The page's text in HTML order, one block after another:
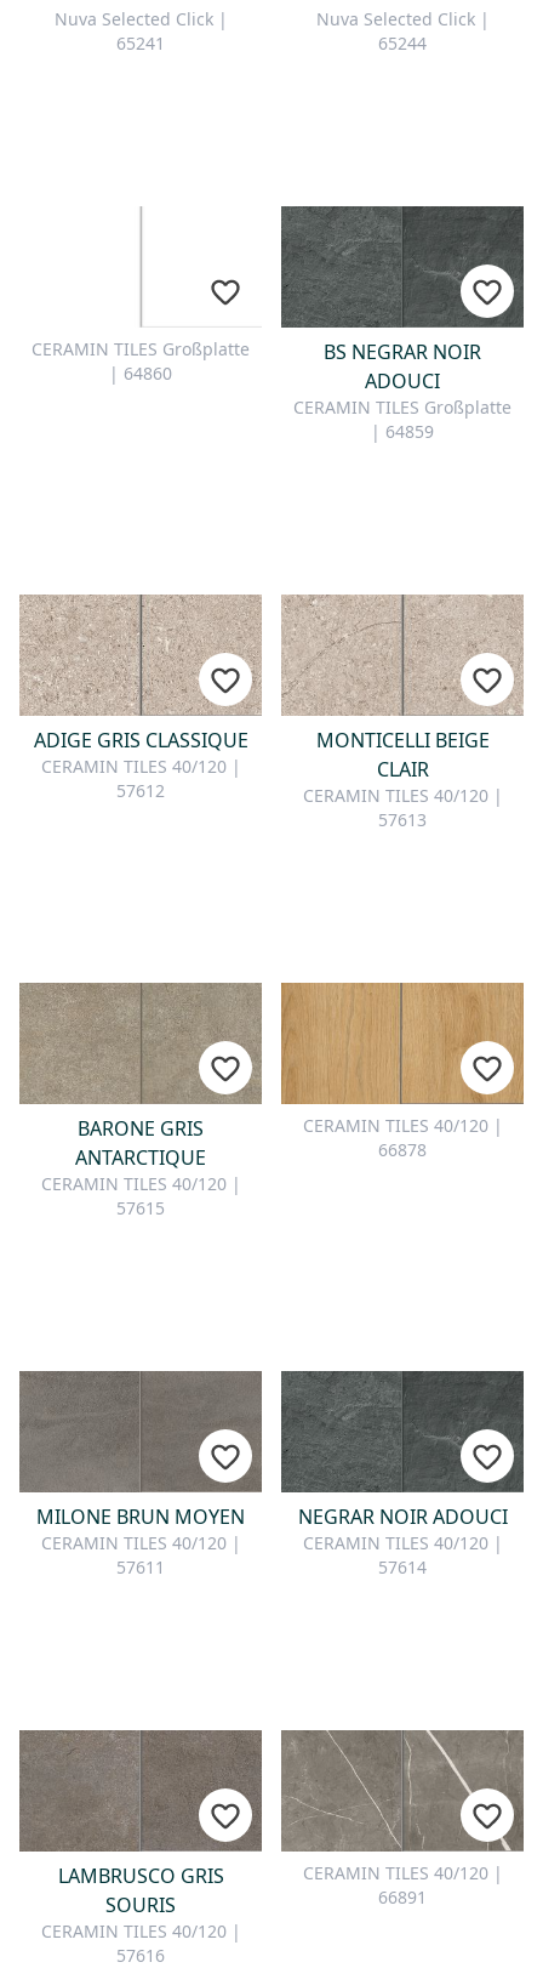
Nuva Selected Click |
65241
Nuva Selected Click |
65244
CERAMIN TILES Großplatte
| 64860
BS NEGRAR NOIR
ADOUCI
CERAMIN TILES Großplatte
| 64859
ADIGE GRIS CLASSIQUE
CERAMIN TILES 40/120 |
57612
MONTICELLI BEIGE
CLAIR
CERAMIN TILES 40/120 |
57613
BARONE GRIS
ANTARCTIQUE
CERAMIN TILES 40/120 |
57615
CERAMIN TILES 40/120 |
66878
MILONE BRUN MOYEN
CERAMIN TILES 40/120 |
57611
NEGRAR NOIR ADOUCI
CERAMIN TILES 40/120 |
57614
LAMBRUSCO GRIS
SOURIS
CERAMIN TILES 40/120 |
57616
CERAMIN TILES 40/120 |
66891